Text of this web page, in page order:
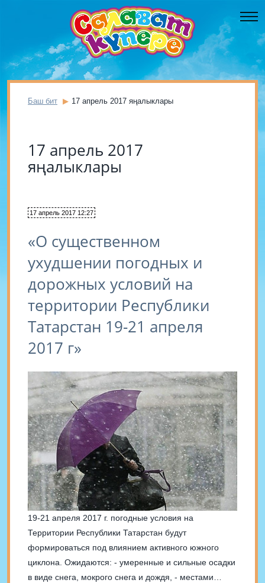
Баш бит 17 апрель 2017 яңалыклары
17 апрель 2017
яңалыклары
17 апрель 2017 12:27
«О существенном
ухудшении погодных и
дорожных условий на
территории Республики
Татарстан 19-21 апреля
2017 г»
19-21 апреля 2017 г. погодные условия на
Территории Республики Татарстан будут
формироваться под влиянием активного южного
циклона. Ожидаются: - умеренные и сильные осадки
в виде снега, мокрого снега и дождя, - местами